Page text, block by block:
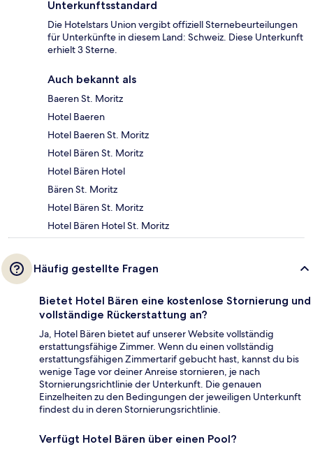
Unterkunftsstandard
Die Hotelstars Union vergibt offiziell Sternebeurteilungen
für Unterkünfte in diesem Land: Schweiz. Diese Unterkunft
erhielt 3 Sterne.
Auch bekannt als
Baeren St. Moritz
Hotel Baeren
Hotel Baeren St. Moritz
Hotel Bären St. Moritz
Hotel Bären Hotel
Bären St. Moritz
Hotel Bären St. Moritz
Hotel Bären Hotel St. Moritz
Häufig gestellte Fragen
Bietet Hotel Bären eine kostenlose Stornierung und
vollständige Rückerstattung an?
Ja, Hotel Bären bietet auf unserer Website vollständig
erstattungsfähige Zimmer. Wenn du einen vollständig
erstattungsfähigen Zimmertarif gebucht hast, kannst du bis
wenige Tage vor deiner Anreise stornieren, je nach
Stornierungsrichtlinie der Unterkunft. Die genauen
Einzelheiten zu den Bedingungen der jeweiligen Unterkunft
findest du in deren Stornierungsrichtlinie.
Verfügt Hotel Bären über einen Pool?